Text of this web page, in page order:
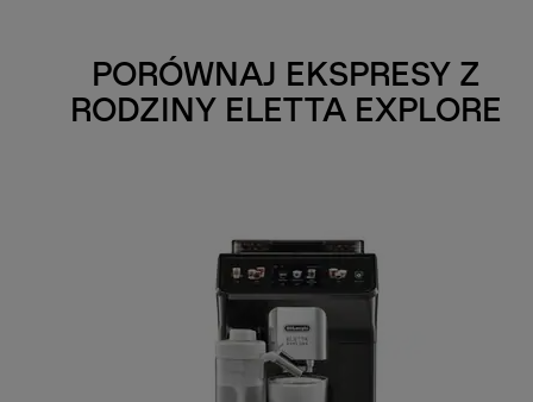
PORÓWNAJ EKSPRESY Z
RODZINY ELETTA EXPLORE